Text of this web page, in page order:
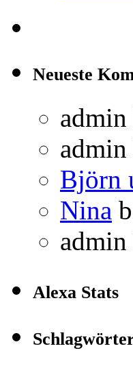
Neueste
admin
admin
Björn
Nina
admin
Alexa Stats